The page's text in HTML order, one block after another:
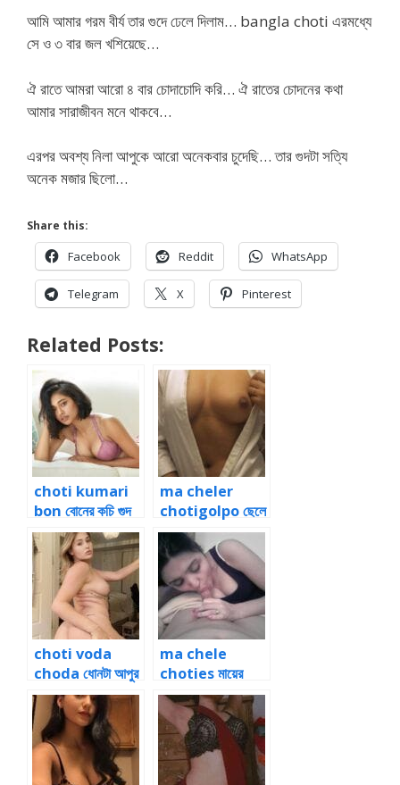
আমি আমার গরম বীর্য তার গুদে ঢেলে দিলাম… bangla choti এরমধ্যে
সে ও ৩ বার জল খশিয়েছে…
ঐ রাতে আমরা আরো ৪ বার চোদাচোদি করি… ঐ রাতের চোদনের কথা
আমার সারাজীবন মনে থাকবে…
এরপর অবশ্য নিলা আপুকে আরো অনেকবার চুদেছি… তার গুদটা সত্যি
অনেক মজার ছিলো…
Share this:
Facebook Reddit WhatsApp
Telegram X Pinterest
Related Posts:
choti kumari
bon বোনের কচি গুদ
প্রথমবার চোদার গল্প
ma cheler
chotigolpo ছেলে
ও মায়ের চোদন চটিগল্প
choti voda
choda ধোনটা আপুর
ভোদায় ভাই বোন চুদা ৩
ma chele
choties মায়ের
ভোদায় গরম আঠালো
বীর্য